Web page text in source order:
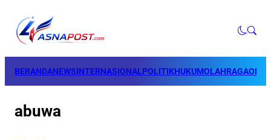
BERANDANEWSINTERNASIONALPOLITIKHUKUMOLAHRAGAOPINI
abuwa